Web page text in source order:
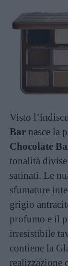
Visto
Bar nasce la
Chocolate
tonalità
satinati. Le
sfumature
grigio
profumo e il
irresistibile
contiene la
realizzazione